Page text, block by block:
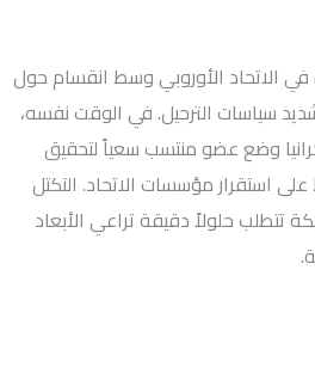
في الاتحاد الأوروبي وسط انقسام حول
سياسات الترحيل. في الوقت نفسه،
وضع عضو منتسب سعياً لتحقيق
استقرار مؤسسات الاتحاد. التكتل
تتطلب حلولاً دقيقة تراعي الأبعاد